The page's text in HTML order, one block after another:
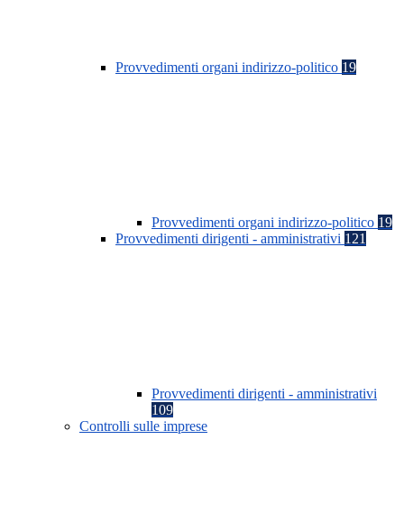
Provvedimenti organi indirizzo-politico 19
Provvedimenti organi indirizzo-politico 19
Provvedimenti dirigenti - amministrativi 121
Provvedimenti dirigenti - amministrativi
109
Controlli sulle imprese